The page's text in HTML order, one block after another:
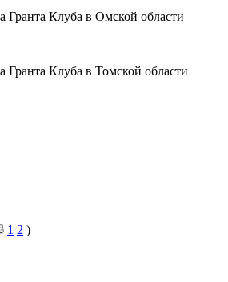
Гранта Клуба в Омской области
Клуба в Томской области
1 2 )